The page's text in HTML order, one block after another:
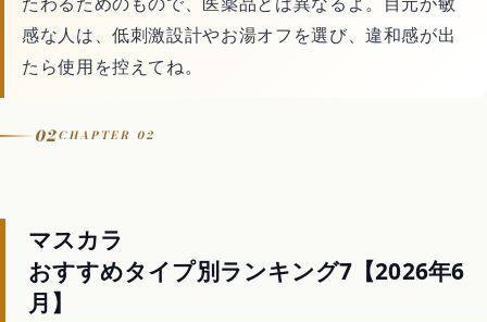
感な人は、低刺激設計やお湯オフを選び、違和感が出
たら使用を控えてね。
02CHAPTER 02
マスカラ
おすすめタイプ別ランキング7【2026年6
月】